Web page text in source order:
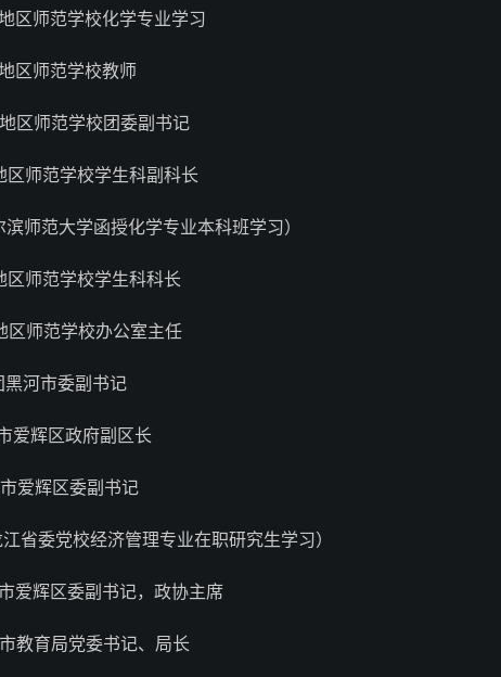
师范学校化学专业学习
师范学校教师
师范学校团委副书记
师范学校学生科副科长
范大学函授化学专业本科班学习）
师范学校学生科科长
师范学校办公室主任
河市委副书记
辉区政府副区长
辉区委副书记
委党校经济管理专业在职研究生学习）
辉区委副书记，政协主席
育局党委书记、局长